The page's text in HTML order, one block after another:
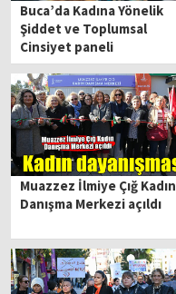
Buca’da Kadına Yönelik
Şiddet ve Toplumsal
Cinsiyet paneli
Muazzez İlmiye Çığ Kadın
Danışma Merkezi açıldı